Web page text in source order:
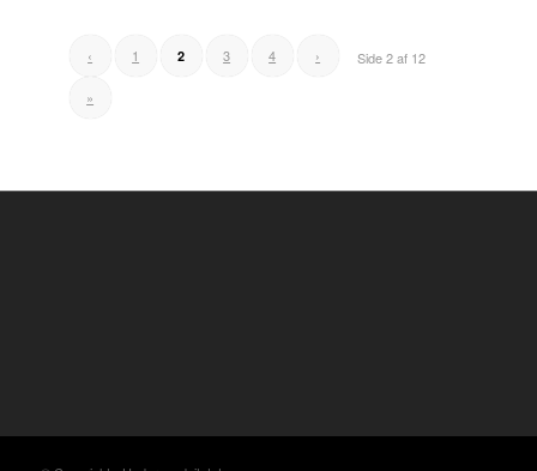
Side 2 af 12
‹ 1 2 3 4 ›
»